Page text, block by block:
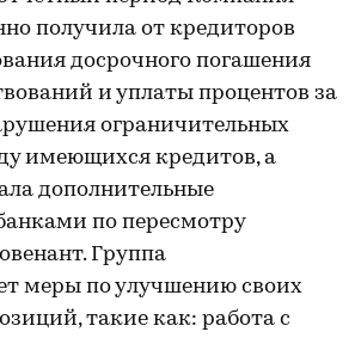
получила от кредиторов
досрочного погашения
и уплаты процентов за
ограничительных
имеющихся кредитов, а
дополнительные
по пересмотру
Группа
меры по улучшению своих
такие как: работа с